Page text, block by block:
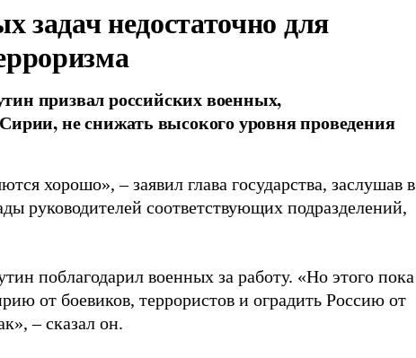
недостаточно для
призвал российских военных,
не снижать высокого уровня проведения
хорошо», – заявил глава государства, заслушав в
руководителей соответствующих подразделений,
поблагодарил военных за работу. «Но этого пока
от боевиков, террористов и оградить Россию от
– сказал он.